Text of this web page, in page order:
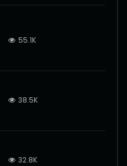
55.1K
38.5K
32.8K